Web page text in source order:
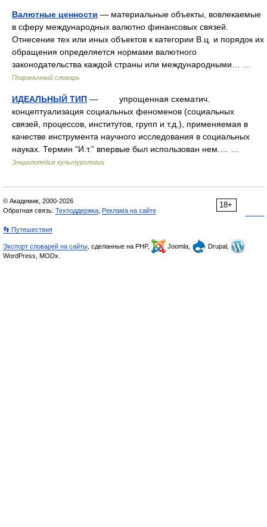
Валютные ценности — материальные объекты, вовлекаемые
в сферу международных валютно финансовых связей.
Отнесение тех или иных объектов к категории В.ц. и порядок их
обращения определяется нормами валютного
законодательства каждой страны или международными… …
Пограничный словарь
ИДЕАЛЬНЫЙ ТИП — упрощенная схематич.
концептуализация социальных феноменов (социальных
связей, процессов, институтов, групп и т.д.), применяемая в
качестве инструмента научного исследования в социальных
науках. Термин “И.т.” впервые был использован нем.… …
Энциклопедия культурологии
18+
© Академик, 2000-2026
Обратная связь: Техподдержка Реклама на сайте
👣 Путешествия
Экспорт словарей на сайты , сделанные на PHP, Joomla,
Drupal,
WordPress, MODx.